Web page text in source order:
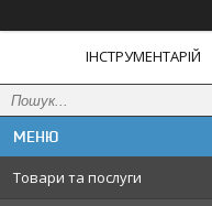
ІНСТРУМЕНТАРІЙ
Товари та послуги